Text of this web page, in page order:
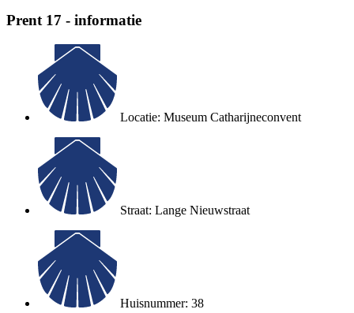
Prent 17 - informatie
Locatie: Museum Catharijneconvent
Straat: Lange Nieuwstraat
Huisnummer: 38